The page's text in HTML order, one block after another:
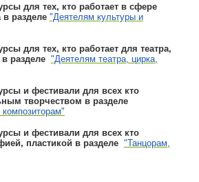
для тех, кто работает в сфере
в разделе "Деятелям культуры и
для тех, кто работает для театра,
разделе "Деятелям театра, цирка,
и фестивали для всех кто
творчеством в разделе
и фестивали для всех кто
пластикой в разделе "Танцорам,